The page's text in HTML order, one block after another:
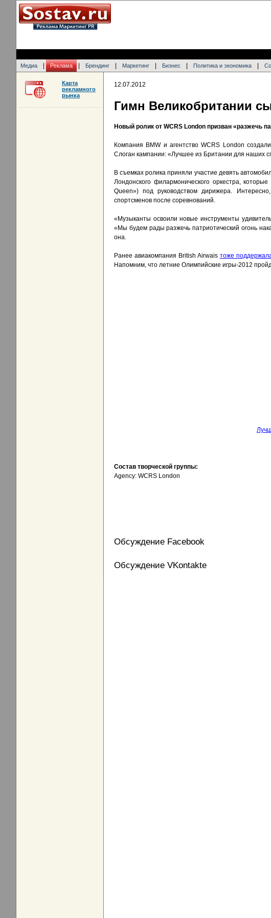
Медиа Реклама Брендинг Маркетинг Бизнес Политика и экономика
12.07.2012
Гимн Великобритании
Новый ролик от WCRS London призван «разжечь
Компания BMW и агентство WCRS London
Слоган кампании: «Лучшее из Британии для наших
В съемках ролика приняли участие девять
Лондонского филармонического оркестра,
Queen») под руководством дирижера.
спортсменов после соревнований.
«Музыканты освоили новые инструменты
«Мы будем рады разжечь патриотический огонь
она.
Ранее авиакомпания British Airwais тоже
Напомним, что летние Олимпийские игры-2012
Состав творческой группы:
Agency: WCRS London
Обсуждение Facebook
Обсуждение VKontakte
Карта
рекламного
рынка